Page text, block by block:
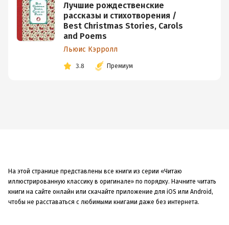
Лучшие рождественские
рассказы и стихотворения /
Best Christmas Stories, Carols
and Poems
Льюис Кэрролл
3.8 Премиум
На этой странице представлены все книги из серии «Читаю
иллюстрированную классику в оригинале» по порядку. Начните читать
книги на сайте онлайн или скачайте приложение для iOS или Android,
чтобы не расставаться с любимыми книгами даже без интернета.